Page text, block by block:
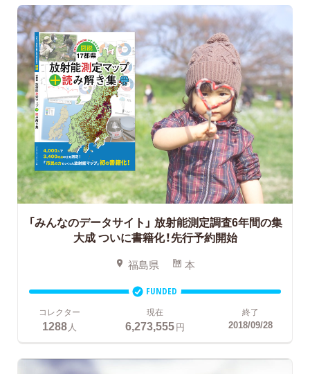
「みんなのデータサイト」 放射能測定調査6年間の集
大成 ついに書籍化！先行予約開始
福島県 本
FUNDED
コレクター
1288 人
現在
6,273,555円
終了
2018/09/28